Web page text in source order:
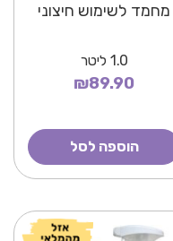
מחמד לשימוש חיצוני
1.0 ליטר
₪89.90
הוספה לסל